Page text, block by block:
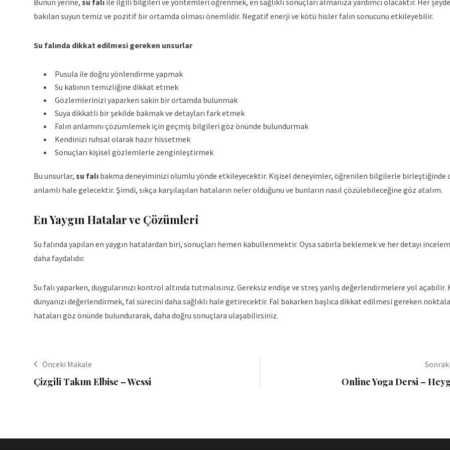
bakılan suyun temiz ve pozitif bir ortamda olması önemlidir. Negatif enerji ve kötü hisler falın sonucunu etkileyebilir.
Su falında dikkat edilmesi gereken unsurlar
Pusula ile doğru yönlendirme yapmak
Su kabının temizliğine dikkat etmek
Gözlemlerinizi yaparken sakin bir ortamda bulunmak
Suya dikkatli bir şekilde bakmak ve detayları fark etmek
Falın anlamını çözümlemek için geçmiş bilgileri göz önünde bulundurmak
Kendinizi ruhsal olarak hazır hissetmek
Sonuçları kişisel gözlemlerle zenginleştirmek
Bu unsurlar, su falı bakma deneyiminizi olumlu yönde etkileyecektir. Kişisel deneyimler, öğrenilen bilgilerle birleştiğinde
anlamlı hale gelecektir. Şimdi, sıkça karşılaşılan hataların neler olduğunu ve bunların nasıl çözülebileceğine göz atalım.
En Yaygın Hatalar ve Çözümleri
Su falında yapılan en yaygın hatalardan biri, sonuçları hemen kabullenmektir. Oysa sabırla beklemek ve her detayı
daha faydalıdır.
Su falı yaparken, duygularınızı kontrol altında tutmalısınız. Gereksiz endişe ve streş yanlış değerlendirmelere yol açabilir.
dünyanızı değerlendirmek, fal sürecini daha sağlıklı hale getirecektir. Fal bakarken başlıca dikkat edilmesi gereken
hataları göz önünde bulundurarak, daha doğru sonuçlara ulaşabilirsiniz.
Önceki Makale
Çizgili Takım Elbise – Wessi Online Yoga Dersi –